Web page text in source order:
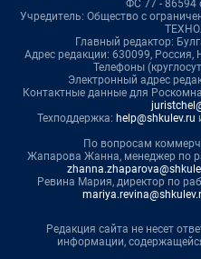
ФС 77 - 86594
Учредитель: Общество с
Главный редактор:
Адрес редакции: 630099, Россия,
Телефоны
Электронный адрес
Контактные данные для
Техподдержка: help@shkulev.ru
По вопросам
Жапарова Жанна, менеджер по
Ревина Мария, директор по
Редакция сайта не несет
информации,